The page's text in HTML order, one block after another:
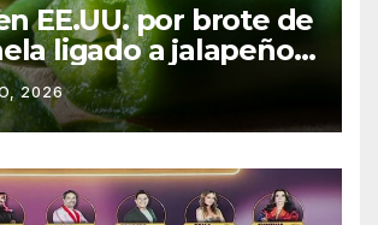
EE.UU. por brote de
ligado a jalapeños
reportan 345
2026